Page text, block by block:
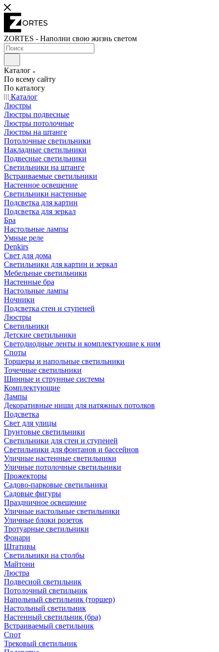
ZORTES - Наполни свою жизнь светом
Каталог
По всему сайту
По каталогу
Каталог
Люстры
Люстры подвесные
Люстры потолочные
Люстры на штанге
Потолочные светильники
Накладные светильники
Подвесные светильники
Светильники на штанге
Встраиваемые светильники
Настенное освещение
Светильники настенные
Подсветка для картин
Подсветка для зеркал
Бра
Настольные лампы
Умные реле
Denkirs
Свет для дома
Светильники для картин и зеркал
Мебельные светильники
Настенные бра
Настольные лампы
Ночники
Подсветка стен и ступеней
Люстры
Светильники
Детские светильники
Светодиодные ленты и комплектующие к ним
Споты
Торшеры и напольные светильники
Точечные светильники
Шинные и струнные системы
Комплектующие
Лампы
Декоративные ниши для натяжных потолков
Подсветка
Свет для улицы
Грунтовые светильники
Светильники для стен и ступеней
Светильники для фонтанов и бассейнов
Уличные настенные светильники
Уличные потолочные светильники
Прожекторы
Садово-парковые светильники
Садовые фигуры
Праздничное освещение
Уличные настольные светильники
Уличные блоки розеток
Тротуарные светильники
Фонари
Штативы
Светильники на столбы
Майтони
Люстра
Подвесной светильник
Потолочный светильник
Напольный светильник (торшер)
Настольный светильник
Настенный светильник (бра)
Встраиваемый светильник
Спот
Трековый светильник